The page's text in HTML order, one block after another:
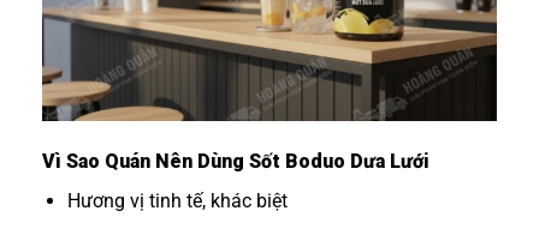
Vì Sao Quán Nên Dùng Sốt Boduo Dưa Lưới
Hương vị tinh tế, khác biệt